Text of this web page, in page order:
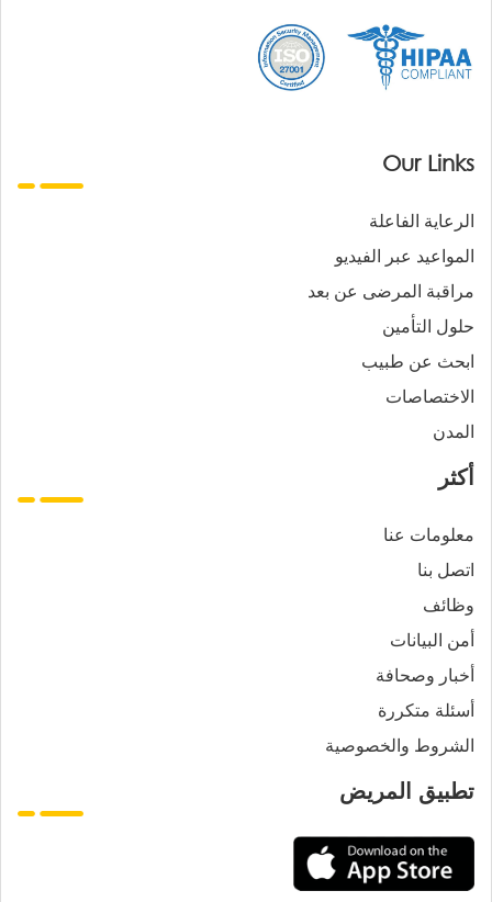
Our Links
الرعاية الفاعلة
المواعيد عبر الفيديو
مراقبة المرضى عن بعد
حلول التأمين
ابحث عن طبيب
الاختصاصات
المدن
أكثر
معلومات عنا
اتصل بنا
وظائف
أمن البيانات
أخبار وصحافة
أسئلة متكررة
الشروط والخصوصية
تطبيق المريض